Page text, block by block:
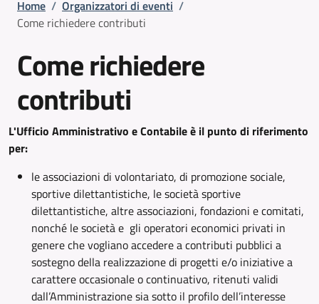
Home / Organizzatori di eventi /
Come richiedere contributi
Come richiedere
contributi
L'Ufficio Amministrativo e Contabile è il punto di riferimento
per:
le associazioni di volontariato, di promozione sociale,
sportive dilettantistiche, le società sportive
dilettantistiche, altre associazioni, fondazioni e comitati,
nonché le società e gli operatori economici privati in
genere che vogliano accedere a contributi pubblici a
sostegno della realizzazione di progetti e/o iniziative a
carattere occasionale o continuativo, ritenuti validi
dall’Amministrazione sia sotto il profilo dell’interesse